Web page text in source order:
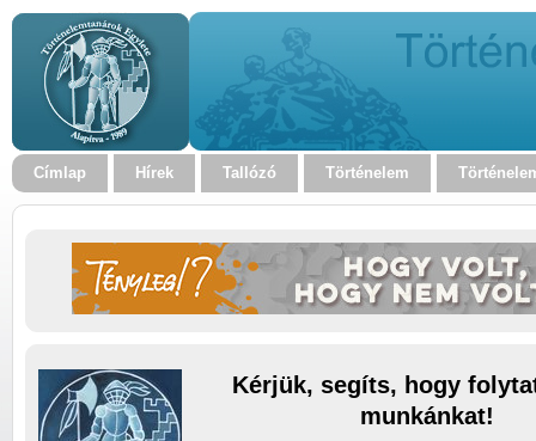
Címlap Hírek Tallózó Történelem
Kérjük, segíts, hogy
munkánkat!